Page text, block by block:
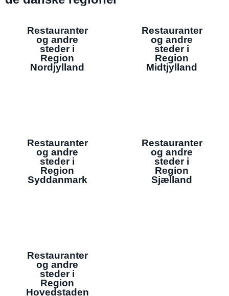
Restauranter
og andre
steder i
Region
Nordjylland
Restauranter
og andre
steder i
Region
Midtjylland
Restauranter
og andre
steder i
Region
Syddanmark
Restauranter
og andre
steder i
Region
Sjælland
Restauranter
og andre
steder i
Region
Hovedstaden